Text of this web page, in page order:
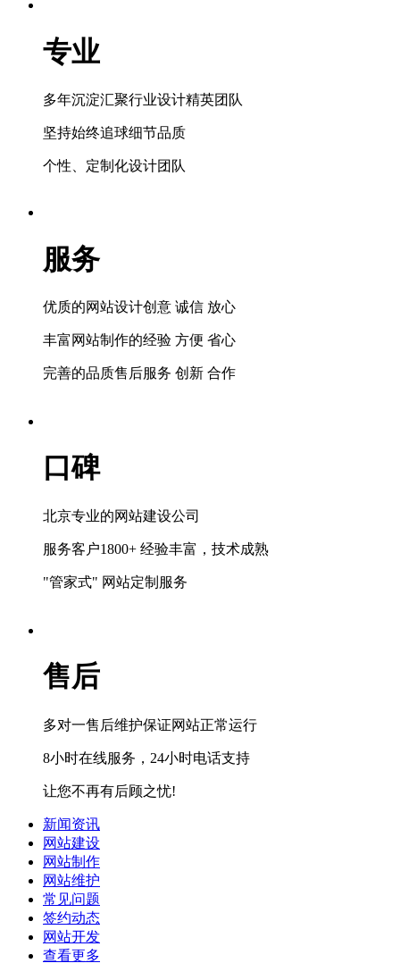
专业
多年沉淀汇聚行业设计精英团队
坚持始终追球细节品质
个性、定制化设计团队
服务
优质的网站设计创意 诚信 放心
丰富网站制作的经验 方便 省心
完善的品质售后服务 创新 合作
口碑
北京专业的网站建设公司
服务客户1800+ 经验丰富，技术成熟
"管家式" 网站定制服务
售后
多对一售后维护保证网站正常运行
8小时在线服务，24小时电话支持
让您不再有后顾之忧!
新闻资讯
网站建设
网站制作
网站维护
常见问题
签约动态
网站开发
查看更多